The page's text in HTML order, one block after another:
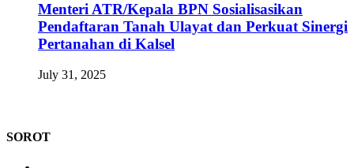
Menteri ATR/Kepala BPN Sosialisasikan
Pendaftaran Tanah Ulayat dan Perkuat Sinergi
Pertanahan di Kalsel
July 31, 2025
SOROT